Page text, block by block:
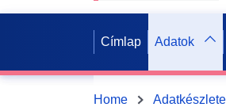
Címlap Adatok
Home